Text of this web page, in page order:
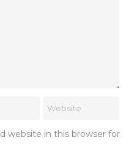
website in this browser for